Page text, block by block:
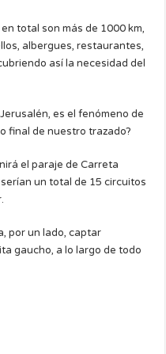
total son más de 1000 km,
albergues, restaurantes,
así la necesidad del
es el fenómeno de
final de nuestro trazado?
el paraje de Carreta
un total de 15 circuitos
por un lado, captar
gaucho, a lo largo de todo